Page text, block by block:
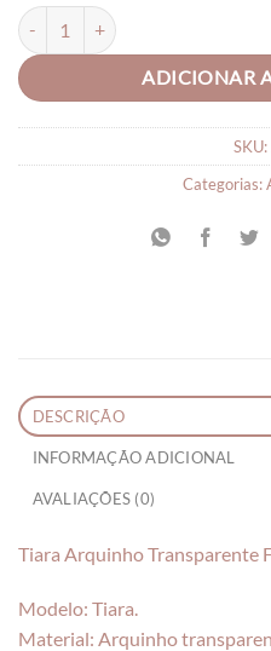
Tiara Arquinho Transparente
ADICIONAR
SKU:
Categorias:
DESCRIÇÃO
INFORMAÇÃO ADICIONAL
AVALIAÇÕES (0)
Tiara Arquinho Transparente
Modelo: Tiara.
Material: Arquinho